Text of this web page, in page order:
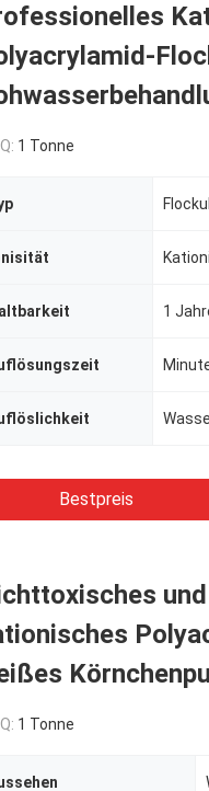
1 Tonne
1
Bestpreis
1 Tonne